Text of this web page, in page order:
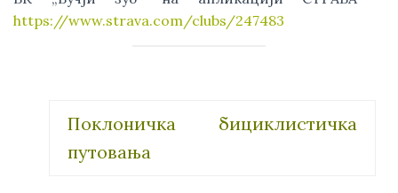
https://www.strava.com/clubs/247483
Поклоничка бициклистичка
путовања